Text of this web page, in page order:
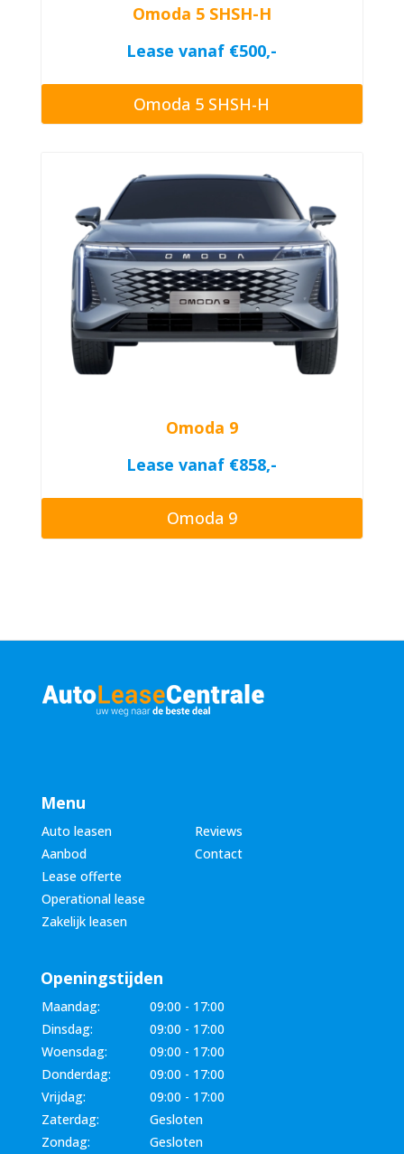
Omoda 5 SHSH-H
Lease vanaf €500,-
Omoda 5 SHSH-H
Omoda 9
Lease vanaf €858,-
Omoda 9
Menu
Auto leasen
Reviews
Aanbod
Contact
Lease offerte
Operational lease
Zakelijk leasen
Openingstijden
Maandag:
09:00 - 17:00
Dinsdag:
09:00 - 17:00
Woensdag:
09:00 - 17:00
Donderdag:
09:00 - 17:00
Vrijdag:
09:00 - 17:00
Zaterdag:
Gesloten
Zondag:
Gesloten